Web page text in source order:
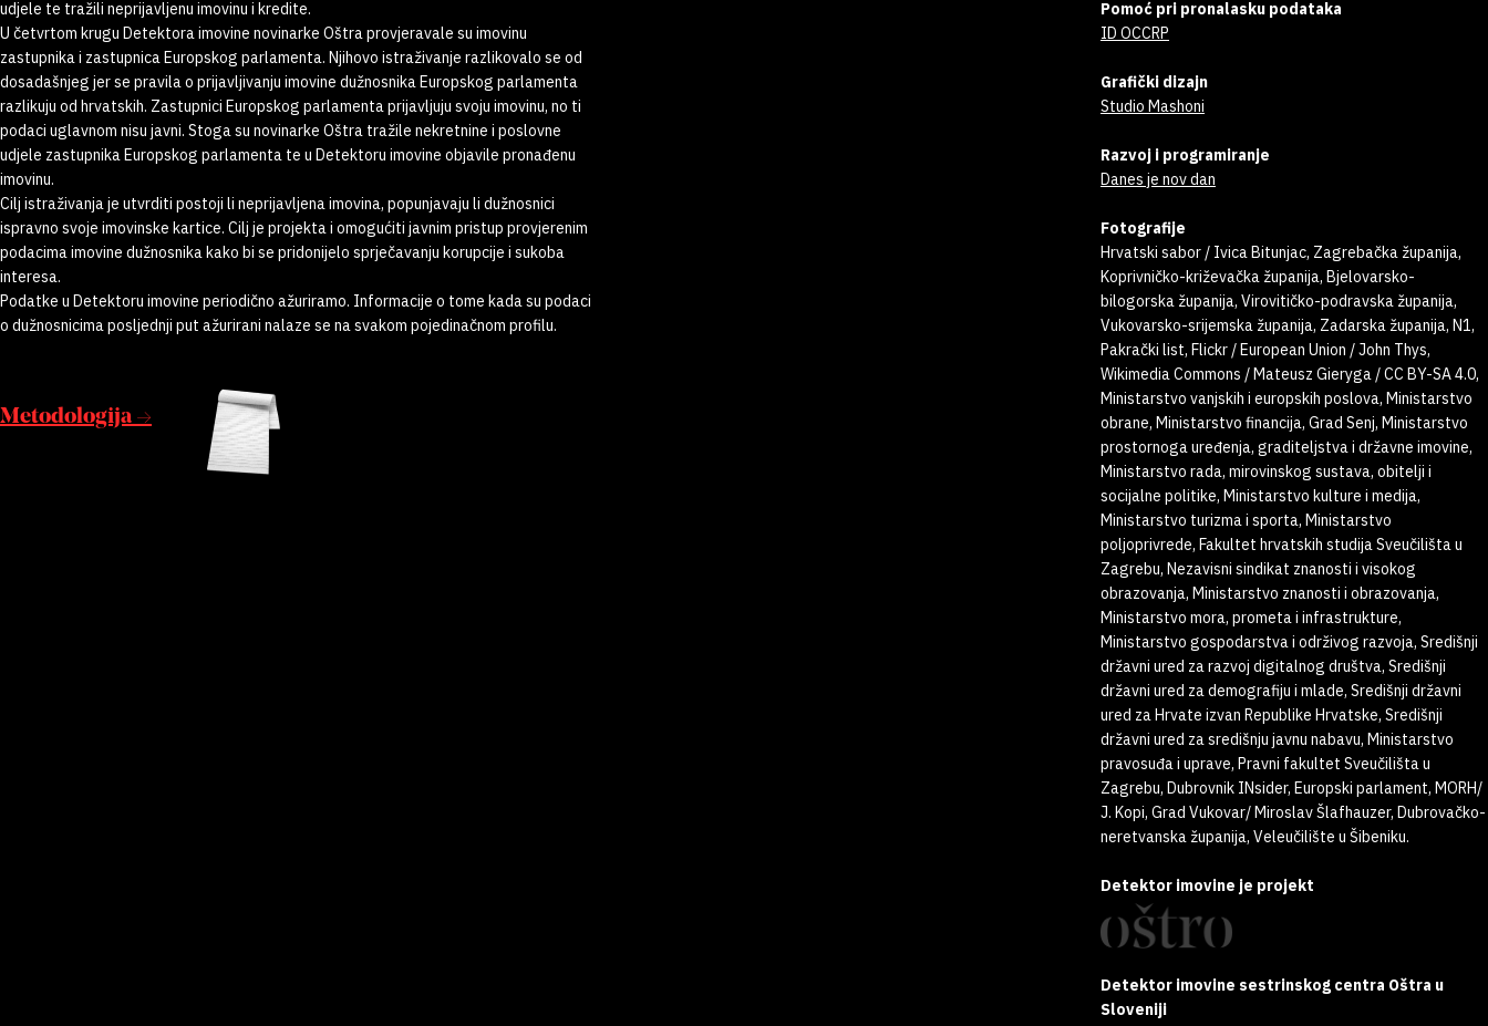
udjele te tražili neprijavljenu imovinu i kredite.
U četvrtom krugu Detektora imovine novinarke Oštra provjeravale su imovinu
zastupnika i zastupnica Europskog parlamenta. Njihovo istraživanje razlikovalo se od
dosadašnjeg jer se pravila o prijavljivanju imovine dužnosnika Europskog parlamenta
razlikuju od hrvatskih. Zastupnici Europskog parlamenta prijavljuju svoju imovinu, no ti
podaci uglavnom nisu javni. Stoga su novinarke Oštra tražile nekretnine i poslovne
udjele zastupnika Europskog parlamenta te u Detektoru imovine objavile pronađenu
imovinu.
Cilj istraživanja je utvrditi postoji li neprijavljena imovina, popunjavaju li dužnosnici
ispravno svoje imovinske kartice. Cilj je projekta i omogućiti javnim pristup provjerenim
podacima imovine dužnosnika kako bi se pridonijelo sprječavanju korupcije i sukoba
interesa.
Podatke u Detektoru imovine periodično ažuriramo. Informacije o tome kada su podaci
o dužnosnicima posljednji put ažurirani nalaze se na svakom pojedinačnom profilu.
Metodologija →
Pomoć pri pronalasku podataka
ID OCCRP
Grafički dizajn
Studio Mashoni
Razvoj i programiranje
Danes je nov dan
Fotografije
Hrvatski sabor / Ivica Bitunjac, Zagrebačka županija,
Koprivničko-križevačka županija, Bjelovarsko-
bilogorska županija, Virovitičko-podravska županija,
Vukovarsko-srijemska županija, Zadarska županija, N1,
Pakrački list, Flickr / European Union / John Thys,
Wikimedia Commons / Mateusz Gieryga / CC BY-SA 4.0,
Ministarstvo vanjskih i europskih poslova, Ministarstvo
obrane, Ministarstvo financija, Grad Senj, Ministarstvo
prostornoga uređenja, graditeljstva i državne imovine,
Ministarstvo rada, mirovinskog sustava, obitelji i
socijalne politike, Ministarstvo kulture i medija,
Ministarstvo turizma i sporta, Ministarstvo
poljoprivrede, Fakultet hrvatskih studija Sveučilišta u
Zagrebu, Nezavisni sindikat znanosti i visokog
obrazovanja, Ministarstvo znanosti i obrazovanja,
Ministarstvo mora, prometa i infrastrukture,
Ministarstvo gospodarstva i održivog razvoja, Središnji
državni ured za razvoj digitalnog društva, Središnji
državni ured za demografiju i mlade, Središnji državni
ured za Hrvate izvan Republike Hrvatske, Središnji
državni ured za središnju javnu nabavu, Ministarstvo
pravosuđa i uprave, Pravni fakultet Sveučilišta u
Zagrebu, Dubrovnik INsider, Europski parlament, MORH/
J. Kopi, Grad Vukovar/ Miroslav Šlafhauzer, Dubrovačko-
neretvanska županija, Veleučilište u Šibeniku.
Detektor imovine je projekt
Detektor imovine sestrinskog centra Oštra u
Sloveniji